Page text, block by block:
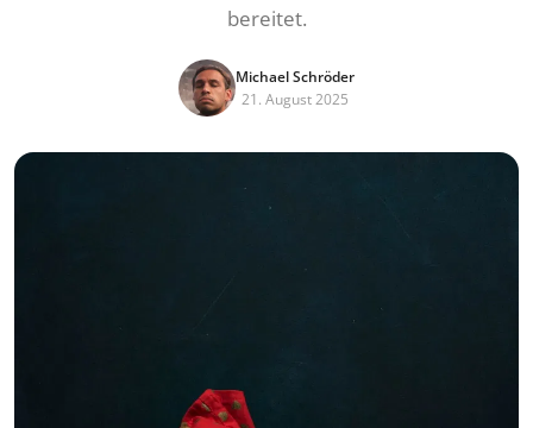
bereitet.
Michael Schröder
21. August 2025